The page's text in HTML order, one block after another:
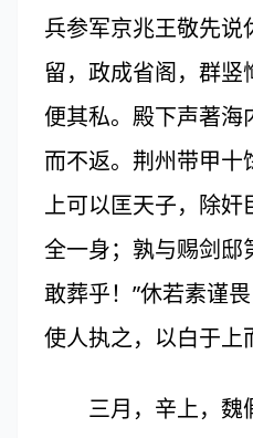
兵参军京兆王敬先说
留，政成省阁，群
便其私。殿下声著海
而不返。荆州带甲十
上可以匡天子，除奸
全一身；孰与赐剑邸
敢葬乎！”休若素谨
使人执之，以白于上
三月，辛上，魏